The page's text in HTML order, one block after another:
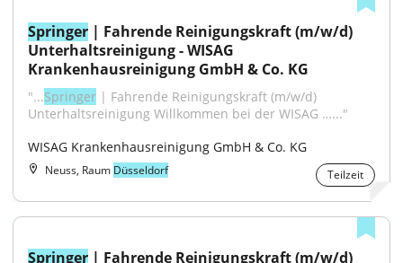
Springer | Fahrende Reinigungskraft (m/w/d)
Unterhaltsreinigung - WISAG
Krankenhausreinigung GmbH & Co. KG
"...Springer | Fahrende Reinigungskraft (m/w/d)
Unterhaltsreinigung Willkommen bei der WISAG …..."
WISAG Krankenhausreinigung GmbH & Co. KG
Neuss, Raum Düsseldorf Teilzeit
Springer | Fahrende Reinigungskraft (m/w/d)